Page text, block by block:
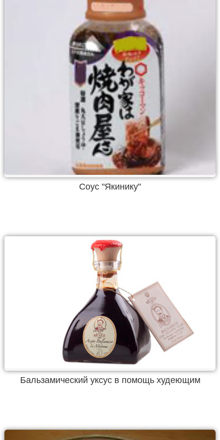
Соус "Якинику"
Бальзамический уксус в помощь худеющим